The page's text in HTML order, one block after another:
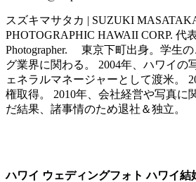
スズキマサタカ | SUZUKI
PHOTOGRAPHIC HAWAII CORP.
Photographer. 東京下町出身。学生
グ業界に関わる。 2004年、ハワイの
ェネラルマネージャーとして渡米。
権取得。 2010年、会社経営や写真に
だ結果、諸事情のため退社＆独立。
ハワイ ウェディングフォト ハワイ結